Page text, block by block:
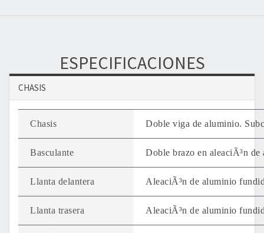
ESPECIFICACIONES
CHASIS
Chasis Doble viga de aluminio.
Basculante Doble brazo en aleaciÃ³n
Llanta delantera AleaciÃ³n de aluminio
Llanta trasera AleaciÃ³n de aluminio